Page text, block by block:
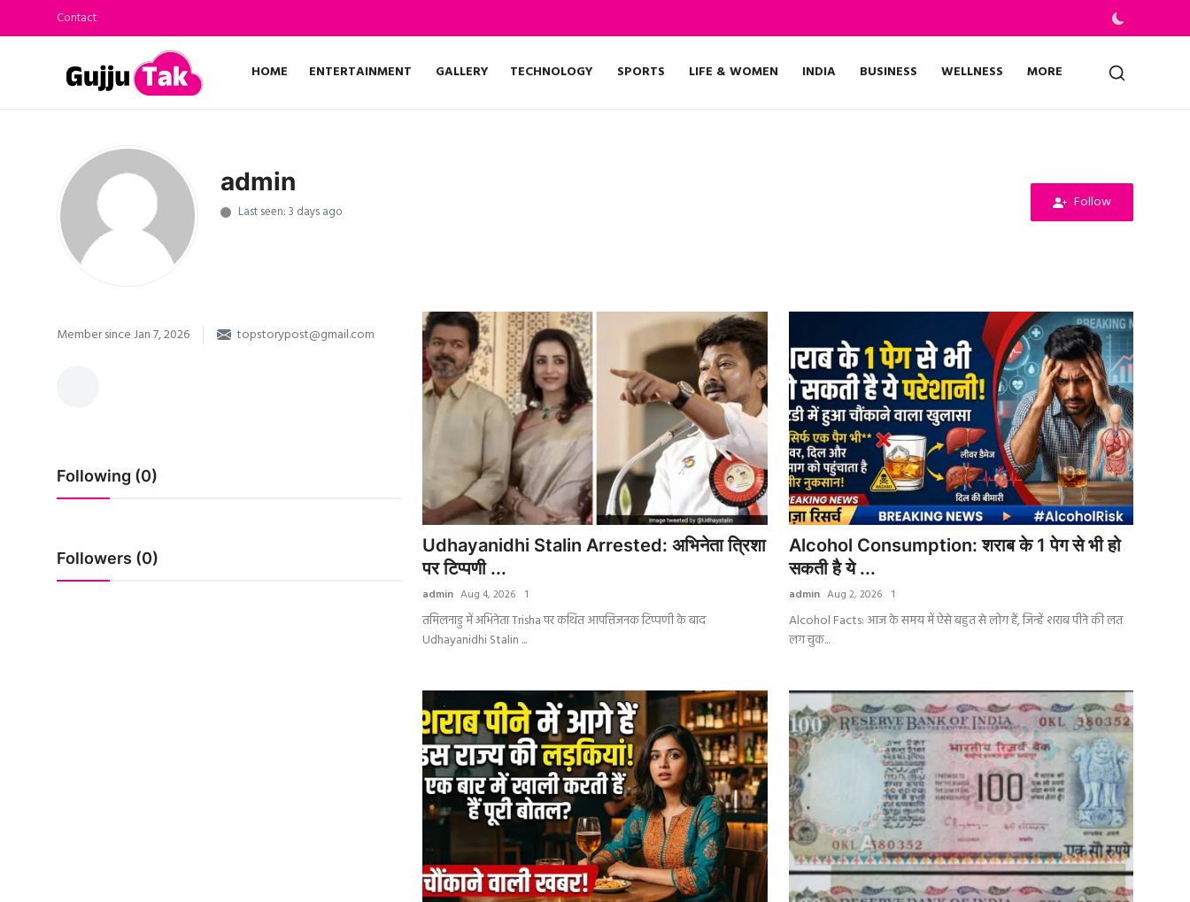
Contact
HOME ENTERTAINMENT GALLERY TECHNOLOGY SPORTS LIFE & WOMEN INDIA BUSINESS WELLNESS MORE
Entertainment
Contact
Sports
Wellness
admin
Last seen: 3 days ago Follow
Member since Jan 7, 2026 topstorypost@gmail.com
Following (0)
Followers (0)
Udhayanidhi Stalin Arrested: अभिनेता त्रिशा
पर टिप्पणी ...
admin Aug 4, 2026 1
तमिलनाडु में अभिनेता Trisha पर कथित आपत्तिजनक टिप्पणी के बाद
Udhayanidhi Stalin ...
Alcohol Consumption: शराब के 1 पेग से भी हो
सकती है ये ...
admin Aug 2, 2026 1
Alcohol Facts: आज के समय में ऐसे बहुत से लोग हैं, जिन्हें शराब पीने की लत
लग चुक...